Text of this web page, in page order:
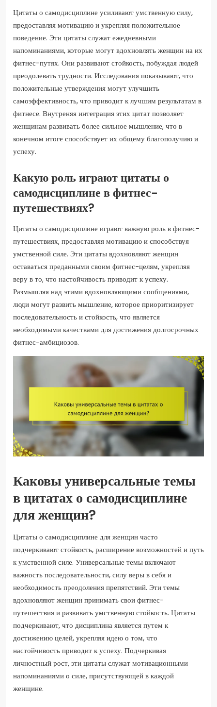
Цитаты о самодисциплине усиливают умственную силу,
предоставляя мотивацию и укрепляя положительное
поведение. Эти цитаты служат ежедневными
напоминаниями, которые могут вдохновлять женщин на их
фитнес-путях. Они развивают стойкость, побуждая людей
преодолевать трудности. Исследования показывают, что
положительные утверждения могут улучшить
самоэффективность, что приводит к лучшим результатам в
фитнесе. Внутреняя интеграция этих цитат позволяет
женщинам развивать более сильное мышление, что в
конечном итоге способствует их общему благополучию и
успеху.
Какую роль играют цитаты о
самодисциплине в фитнес-
путешествиях?
Цитаты о самодисциплине играют важную роль в фитнес-
путешествиях, предоставляя мотивацию и способствуя
умственной силе. Эти цитаты вдохновляют женщин
оставаться преданными своим фитнес-целям, укрепляя
веру в то, что настойчивость приводит к успеху.
Размышляя над этими вдохновляющими сообщениями,
люди могут развить мышление, которое приоритизирует
последовательность и стойкость, что является
необходимыми качествами для достижения долгосрочных
фитнес-амбициозов.
Каковы универсальные темы
в цитатах о самодисциплине
для женщин?
Цитаты о самодисциплине для женщин часто
подчеркивают стойкость, расширение возможностей и путь
к умственной силе. Универсальные темы включают
важность последовательности, силу веры в себя и
необходимость преодоления препятствий. Эти темы
вдохновляют женщин принимать свои фитнес-
путешествия и развивать умственную стойкость. Цитаты
подчеркивают, что дисциплина является путем к
достижению целей, укрепляя идею о том, что
настойчивость приводит к успеху. Подчеркивая
личностный рост, эти цитаты служат мотивационными
напоминаниями о силе, присутствующей в каждой
женщине.